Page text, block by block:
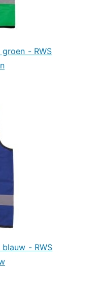
- RWS
- RWS